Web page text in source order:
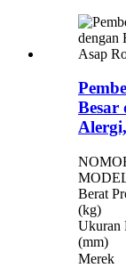
Besar
Berat
(kg)
Ukuran
(mm)
Merek